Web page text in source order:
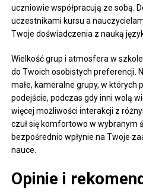
uczniowie współpracują ze sobą.
uczestnikami kursu a
Twoje doświadczenia z nauką
Wielkość grup i atmosfera w
do Twoich osobistych preferencji.
małe, kameralne grupy, w których
podejście, podczas gdy inni wolą
więcej możliwości interakcji z
czuł się komfortowo w wybranym
bezpośrednio wpłynie na Twoje
nauce.
Opinie i